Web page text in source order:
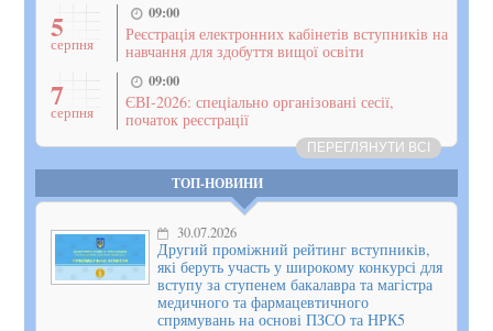
5
серпня
09:00
Реєстрація електронних кабінетів вступників на
навчання для здобуття вищої освіти
7
серпня
09:00
ЄВІ-2026: спеціально організовані сесії,
початок реєстрації
ПЕРЕГЛЯНУТИ ВСІ
ТОП-НОВИНИ
30.07.2026
Другий проміжний рейтинг вступників,
які беруть участь у широкому конкурсі для
вступу за ступенем бакалавра та магістра
медичного та фармацевтичного
спрямувань на основі ПЗСО та НРК5